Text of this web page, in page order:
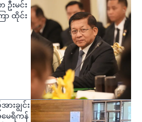
ဦးမင်း
ာ ထိုင်း
းချွင်း
ေရိကန်